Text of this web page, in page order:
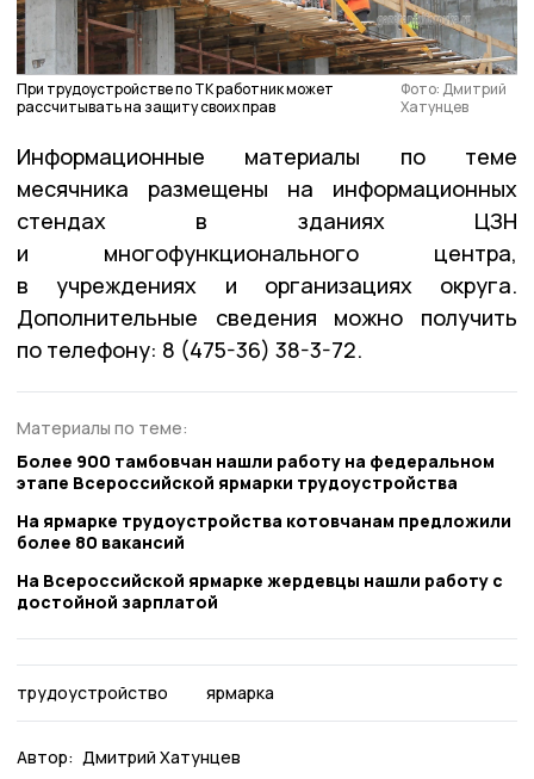
При трудоустройстве по ТК работник может
рассчитывать на защиту своих прав
Фото: Дмитрий
Хатунцев
Информационные материалы по теме
месячника размещены на информационных
стендах в зданиях ЦЗН
и многофункционального центра,
в учреждениях и организациях округа.
Дополнительные сведения можно получить
по телефону: 8 (475-36) 38-3-72.
Материалы по теме:
Более 900 тамбовчан нашли работу на федеральном
этапе Всероссийской ярмарки трудоустройства
На ярмарке трудоустройства котовчанам предложили
более 80 вакансий
На Всероссийской ярмарке жердевцы нашли работу с
достойной зарплатой
трудоустройство ярмарка
Автор: Дмитрий Хатунцев